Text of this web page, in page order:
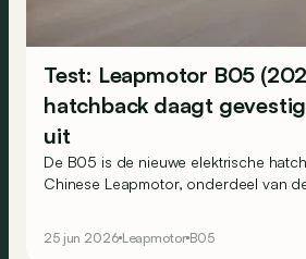
Test: Leapmotor B05
hatchback daagt
uit
De B05 is de nieuwe elektrische
Chinese Leapmotor, onderdeel van
belofte ook waar?
25 jun 2026 Leapmotor B05